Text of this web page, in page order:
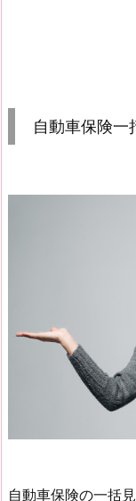
自動車保険一
自動車保険の一括